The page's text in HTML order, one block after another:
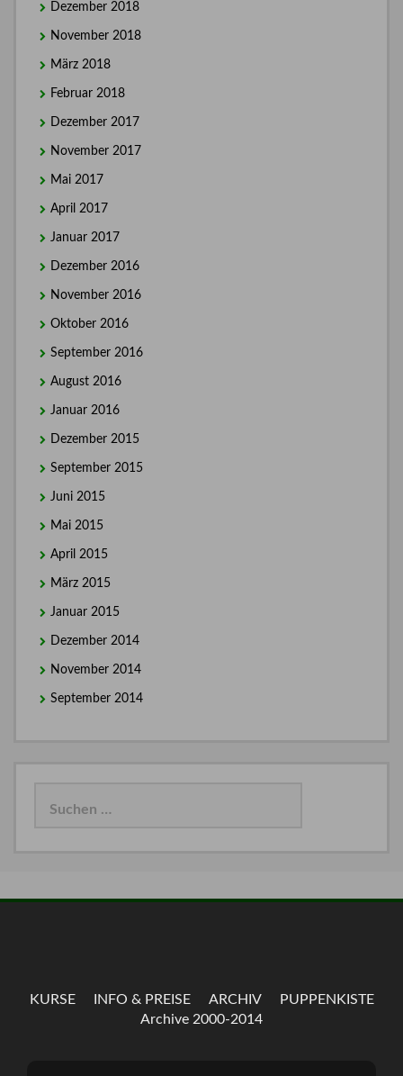
Dezember 2018
November 2018
März 2018
Februar 2018
Dezember 2017
November 2017
Mai 2017
April 2017
Januar 2017
Dezember 2016
November 2016
Oktober 2016
September 2016
August 2016
Januar 2016
Dezember 2015
September 2015
Juni 2015
Mai 2015
April 2015
März 2015
Januar 2015
Dezember 2014
November 2014
September 2014
KURSE INFO & PREISE ARCHIV
PUPPENKISTE
Archive 2000-2014